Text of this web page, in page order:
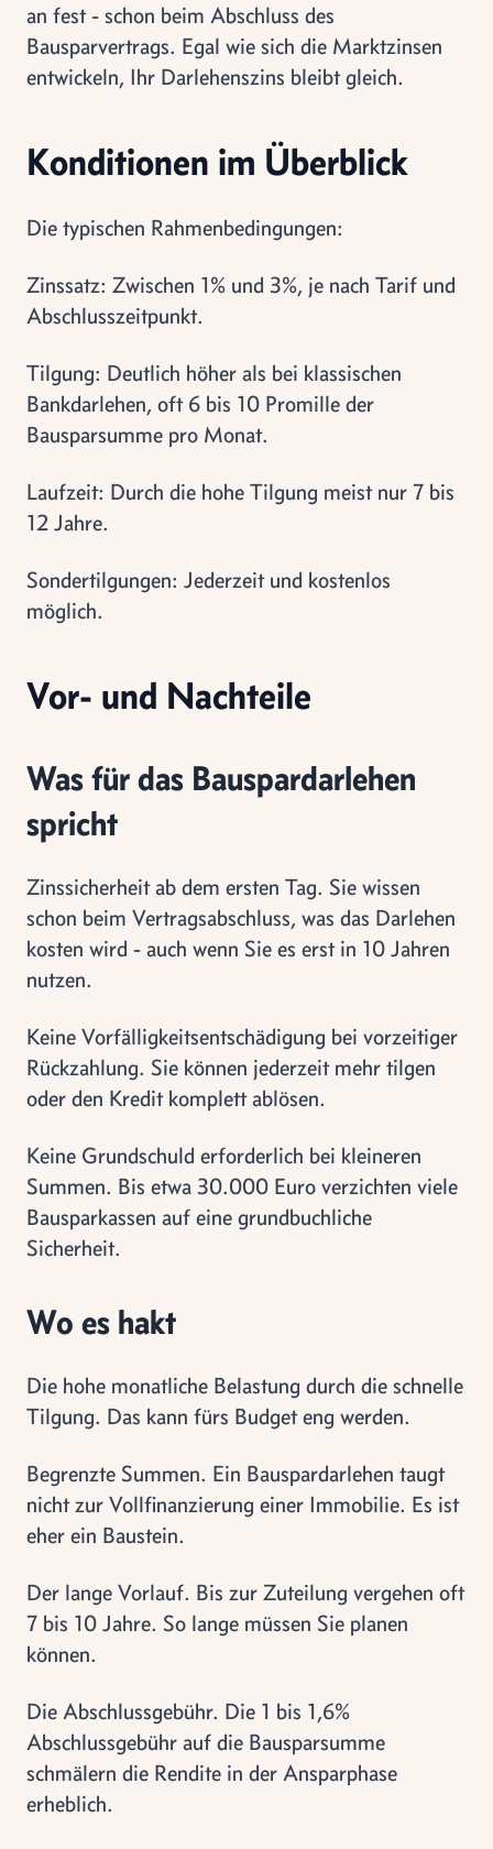
an fest - schon beim Abschluss des
Bausparvertrags. Egal wie sich die Marktzinsen
entwickeln, Ihr Darlehenszins bleibt gleich.
Konditionen im Überblick
Die typischen Rahmenbedingungen:
Zinssatz: Zwischen 1% und 3%, je nach Tarif und
Abschlusszeitpunkt.
Tilgung: Deutlich höher als bei klassischen
Bankdarlehen, oft 6 bis 10 Promille der
Bausparsumme pro Monat.
Laufzeit: Durch die hohe Tilgung meist nur 7 bis
12 Jahre.
Sondertilgungen: Jederzeit und kostenlos
möglich.
Vor- und Nachteile
Was für das Bauspardarlehen
spricht
Zinssicherheit ab dem ersten Tag. Sie wissen
schon beim Vertragsabschluss, was das Darlehen
kosten wird - auch wenn Sie es erst in 10 Jahren
nutzen.
Keine Vorfälligkeitsentschädigung bei vorzeitiger
Rückzahlung. Sie können jederzeit mehr tilgen
oder den Kredit komplett ablösen.
Keine Grundschuld erforderlich bei kleineren
Summen. Bis etwa 30.000 Euro verzichten viele
Bausparkassen auf eine grundbuchliche
Sicherheit.
Wo es hakt
Die hohe monatliche Belastung durch die schnelle
Tilgung. Das kann fürs Budget eng werden.
Begrenzte Summen. Ein Bauspardarlehen taugt
nicht zur Vollfinanzierung einer Immobilie. Es ist
eher ein Baustein.
Der lange Vorlauf. Bis zur Zuteilung vergehen oft
7 bis 10 Jahre. So lange müssen Sie planen
können.
Die Abschlussgebühr. Die 1 bis 1,6%
Abschlussgebühr auf die Bausparsumme
schmälern die Rendite in der Ansparphase
erheblich.